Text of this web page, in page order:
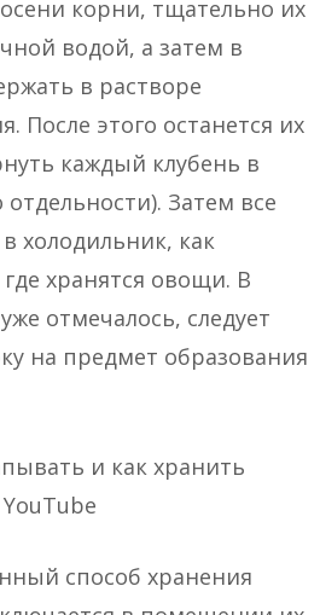
корни, тщательно их
водой, а затем в
в растворе
После этого останется их
каждый клубень в
Затем все
холодильник, как
хранятся овощи. В
отмечалось, следует
на предмет образования
и как хранить
способ хранения